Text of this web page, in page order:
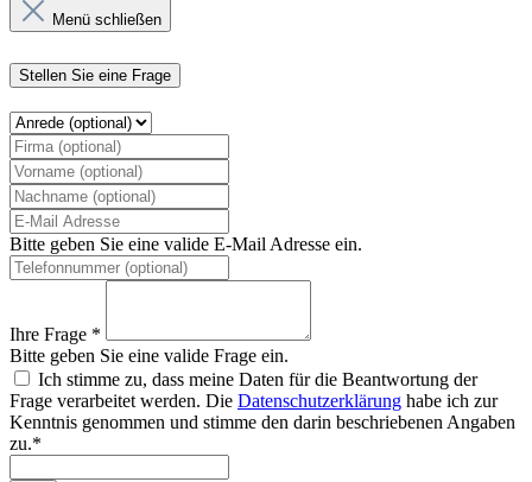
Menü schließen
Stellen Sie eine Frage
Bitte geben Sie eine valide E-Mail Adresse ein.
Ihre Frage *
Bitte geben Sie eine valide Frage ein.
Ich stimme zu, dass meine Daten für die Beantwortung der
Frage verarbeitet werden. Die Datenschutzerklärung habe ich zur
Kenntnis genommen und stimme den darin beschriebenen Angaben
zu.*